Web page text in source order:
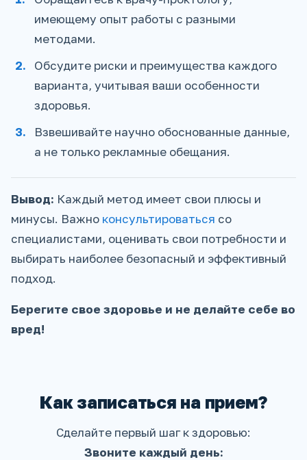
имеющему опыт работы с разными
методами.
Обсудите риски и преимущества каждого
варианта, учитывая ваши особенности
здоровья.
Взвешивайте научно обоснованные данные,
а не только рекламные обещания.
Вывод: Каждый метод имеет свои плюсы и
минусы. Важно консультироваться со
специалистами, оценивать свои потребности и
выбирать наиболее безопасный и эффективный
подход.
Берегите свое здоровье и не делайте себе во
вред!
Как записаться на прием?
Сделайте первый шаг к здоровью:
Звоните каждый день: